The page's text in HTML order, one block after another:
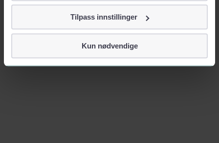
Vi tar ditt personvern på alvor
identifiserer deg, som navn eller telefonnummer.
Tilpass innstillinger
Kun nødvendige